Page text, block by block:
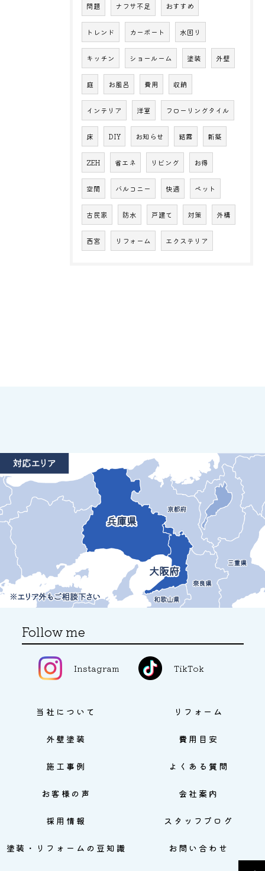
問題 ナフサ不足 おすすめ
トレンド カーポート 水回り
キッチン ショールーム 塗装 外壁
庭 お風呂 費用 収納
インテリア 洋室 フローリングタイル
床 DIY お知らせ 結露 新築
ZEH 省エネ リビング お得
空間 バルコニー 快適 ペット
古民家 防水 戸建て 対策 外構
西宮 リフォーム エクステリア
Follow me
Instagram TikTok
当社について リフォーム
外壁塗装 費用目安
施工事例 よくある質問
お客様の声 会社案内
採用情報 スタッフブログ
塗装・リフォームの豆知識 お問い合わせ